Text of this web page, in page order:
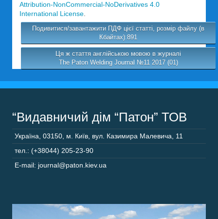
Attribution-NonCommercial-NoDerivatives 4.0
International License.
Подивитися/завантажити ПДФ цієї статті, розмір файлу (в
Кбайтах):891
Ця ж стаття англійською мовою в журналі
The Paton Welding Journal №11 2017 (01)
“Видавничий дім “Патон” ТОВ
Україна, 03150, м. Київ, вул. Казимира Малевича, 11
тел.: (+38044) 205-23-90
E-mail: journal@paton.kiev.ua